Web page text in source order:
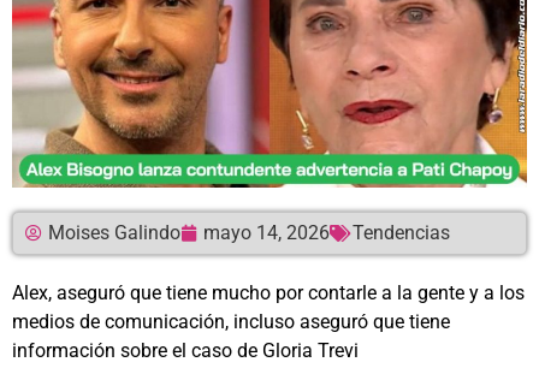
Moises Galindo mayo 14, 2026 Tendencias
Alex, aseguró que tiene mucho por contarle a la gente y a los
medios de comunicación, incluso aseguró que tiene
información sobre el caso de Gloria Trevi